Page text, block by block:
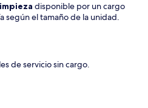
disponible por un cargo
según el tamaño de la unidad.
de servicio sin cargo.